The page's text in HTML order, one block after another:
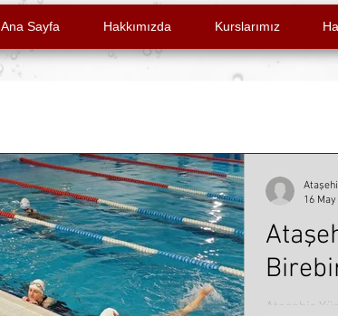
Ana Sayfa Hakkımızda Kurslarımız
Ataşehir
16